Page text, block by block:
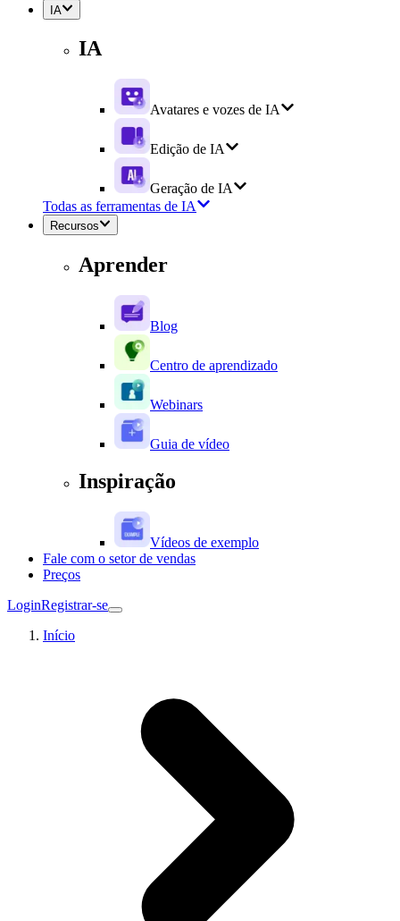
IA
IA
Avatares e vozes de IA
Edição de IA
Geração de IA
Todas as ferramentas de IA
Recursos
Aprender
Blog
Centro de aprendizado
Webinars
Guia de vídeo
Inspiração
Vídeos de exemplo
Fale com o setor de vendas
Preços
LoginRegistrar-se
Início